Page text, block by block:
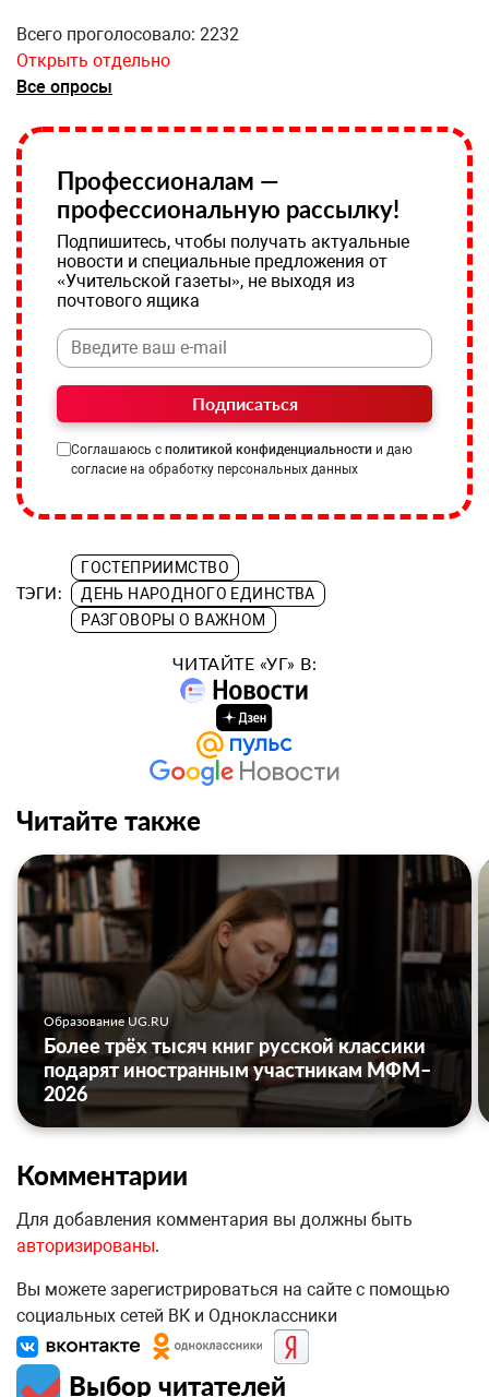
Всего проголосовало: 2232
Открыть отдельно
Все опросы
Профессионалам —
профессиональную рассылку!
Подпишитесь, чтобы получать актуальные
новости и специальные предложения от
«Учительской газеты», не выходя из
почтового ящика
Подписаться
Соглашаюсь с политикой конфиденциальности и даю
согласие на обработку персональных данных
ТЭГИ:
ГОСТЕПРИИМСТВО
ДЕНЬ НАРОДНОГО ЕДИНСТВА
РАЗГОВОРЫ О ВАЖНОМ
ЧИТАЙТЕ «УГ» В:
Читайте также
Образование UG.RU
Более трёх тысяч книг русской классики
подарят иностранным участникам МФМ–
2026
Комментарии
Для добавления комментария вы должны быть
авторизированы.
Вы можете зарегистрироваться на сайте с помощью
социальных сетей ВК и Одноклассники
Выбор читателей